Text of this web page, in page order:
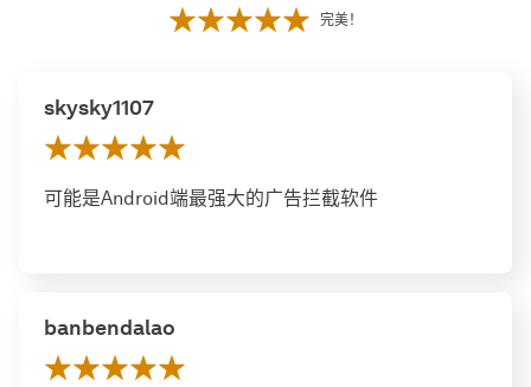
完美！
skysky1107
可能是Android端最强大的广告拦截软件
banbendalao